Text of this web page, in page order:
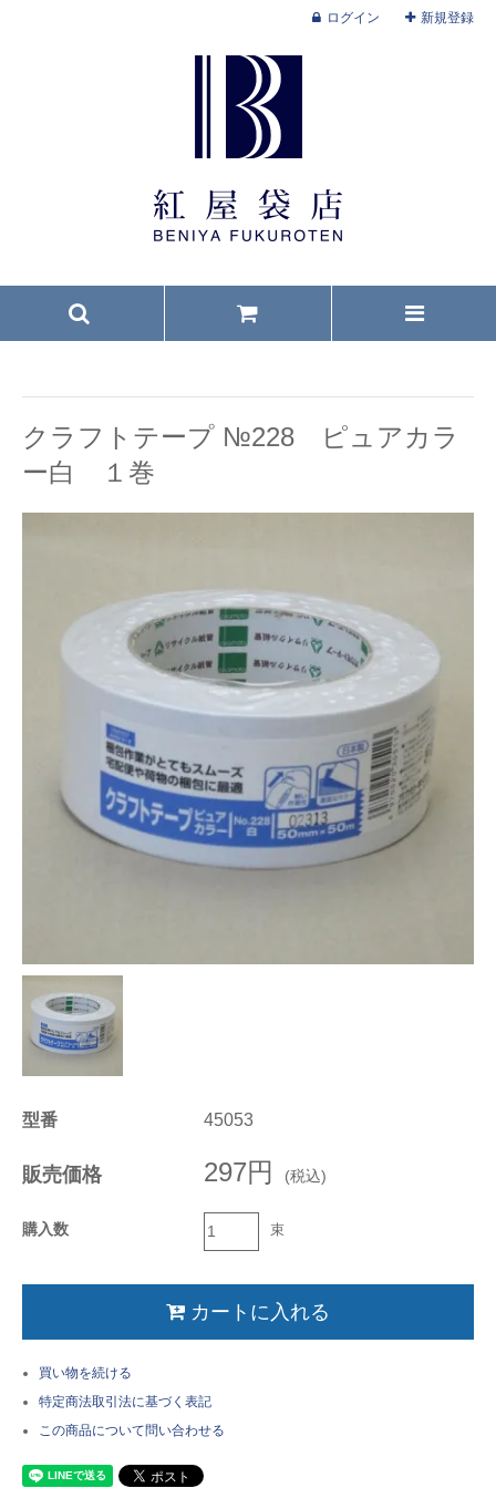
ログイン 新規登録
クラフトテープ №228 ピュアカラ
ー白 １巻
型番 45053
販売価格 297円 (税込)
購入数 束
買い物を続ける
特定商法取引法に基づく表記
この商品について問い合わせる